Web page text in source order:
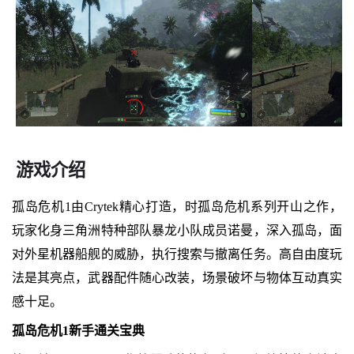
游戏介绍
孤岛危机1由Crytek精心打造，时孤岛危机系列开山之作，
玩家化身三角洲特种部队暴龙小队成员诺曼，深入孤岛，面
对外星机器船舰的威胁，执行搜索与撤离任务。高自由度玩
法是其亮点，武器配件随心改装，场景破坏与物体互动真实
感十足。
孤岛危机1新手通关宝典